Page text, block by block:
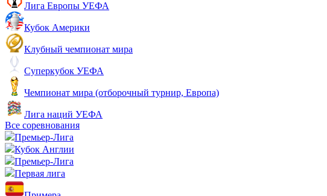
Лига Европы УЕФА
Кубок Америки
Клубный чемпионат мира
Суперкубок УЕФА
Чемпионат мира (отборочный турнир, Европа)
Лига наций УЕФА
Все соревнования
Премьер-Лига
Кубок Англии
Премьер-Лига
Первая лига